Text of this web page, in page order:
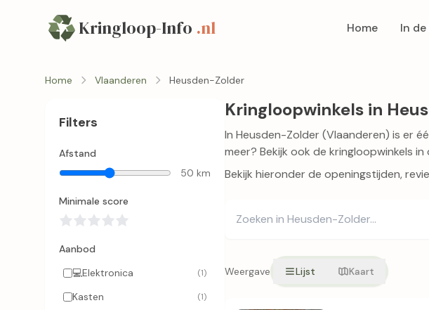
Kringloop-Info .nl Home In
Home Vlaanderen Heusden-Zolder
Filters
Afstand
50 km
Minimale score
Aanbod
💻Elektronica (1)
Kasten (1)
Kringloopwinkels in
In Heusden-Zolder (Vlaanderen) is er
meer? Bekijk ook de kringloopwinkels
Bekijk hieronder de openingstijden,
Weergave Lijst Kaart